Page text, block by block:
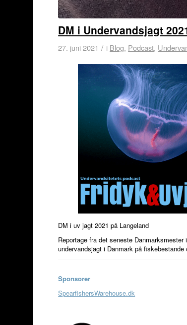
DM i Undervandsjagt
27. juni 2021 / i Blog, Podcast,
DM i uv jagt 2021 på Langeland
Reportage fra det seneste
undervandsjagt i Danmark på
Sponsorer
SpearfishersWarehouse.dk